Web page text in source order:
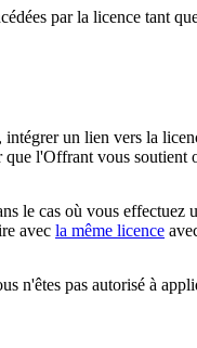
par la licence tant
un lien vers la
que l'Offrant vous
le cas où vous effectuez
avec la même licence
n'êtes pas autorisé à